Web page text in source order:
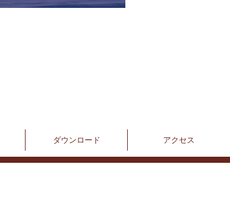
ダウンロード アクセス